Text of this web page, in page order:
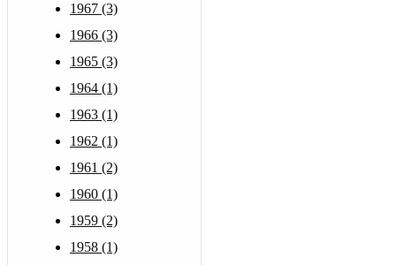
1967 (3)
1966 (3)
1965 (3)
1964 (1)
1963 (1)
1962 (1)
1961 (2)
1960 (1)
1959 (2)
1958 (1)